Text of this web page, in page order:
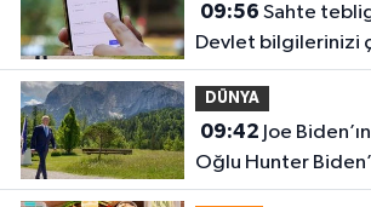
09:56
Devlet bilgilerinizi
DÜNYA
09:42
Oğlu Hunter